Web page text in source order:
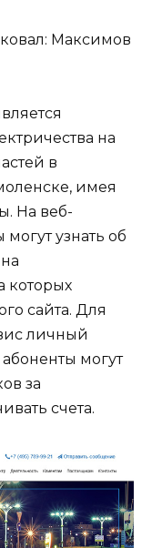
Мaксимов
на
в
имея
На веб-
узнать об
которых
сайта. Для
личный
могут
за
счета.